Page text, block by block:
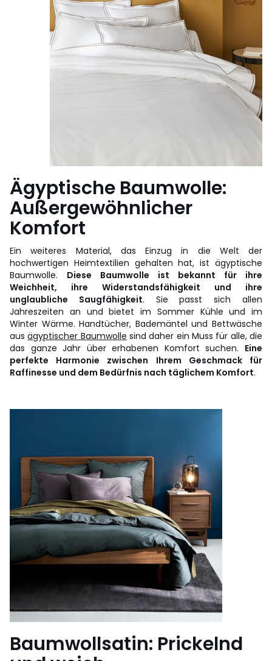
Ägyptische Baumwolle:
Außergewöhnlicher
Komfort
Ein weiteres Material, das Einzug in die Welt der
hochwertigen Heimtextilien gehalten hat, ist ägyptische
Baumwolle. Diese Baumwolle ist bekannt für ihre
Weichheit, ihre Widerstandsfähigkeit und ihre
unglaubliche Saugfähigkeit. Sie passt sich allen
Jahreszeiten an und bietet im Sommer Kühle und im
Winter Wärme. Handtücher, Bademäntel und Bettwäsche
ausägyptischer Baumwolle sind daher ein Muss für alle, die
das ganze Jahr über erhabenen Komfort suchen. Eine
perfekte Harmonie zwischen Ihrem Geschmack für
Raffinesse und dem Bedürfnis nach täglichem Komfort.
Baumwollsatin: Prickelnd